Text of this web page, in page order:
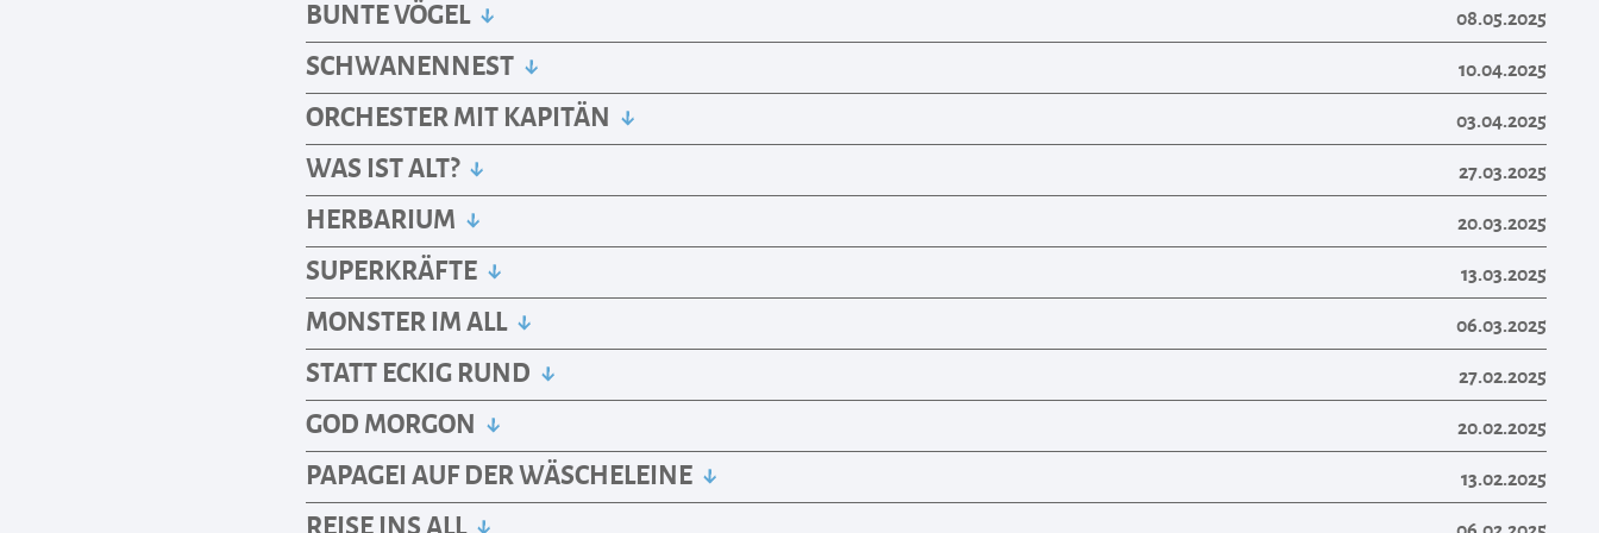
BUNTE VÖGEL 08.05.2025
SCHWANENNEST 10.04.2025
ORCHESTER MIT KAPITÄN 03.04.2025
WAS IST ALT? 27.03.2025
HERBARIUM 20.03.2025
SUPERKRÄFTE 13.03.2025
MONSTER IM ALL 06.03.2025
STATT ECKIG RUND 27.02.2025
GOD MORGON 20.02.2025
PAPAGEI AUF DER WÄSCHELEINE 13.02.2025
REISE INS ALL